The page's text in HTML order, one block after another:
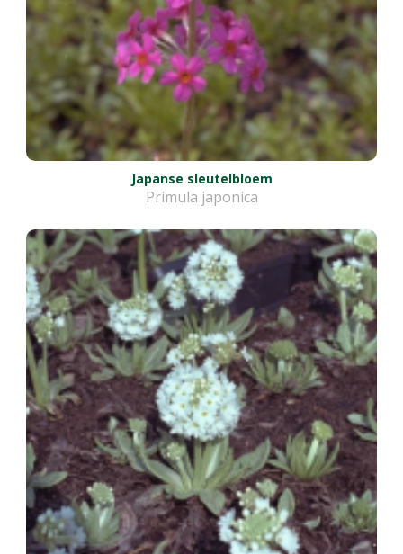
Japanse sleutelbloem
Primula japonica